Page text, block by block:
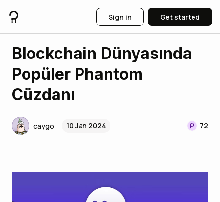
Sign in Get started
Blockchain Dünyasında
Popüler Phantom
Cüzdanı
caygo 10 Jan 2024 72